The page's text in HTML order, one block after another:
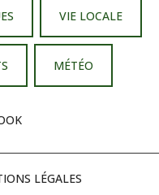
VIE LOCALE
MÉTÉO
LÉGALES